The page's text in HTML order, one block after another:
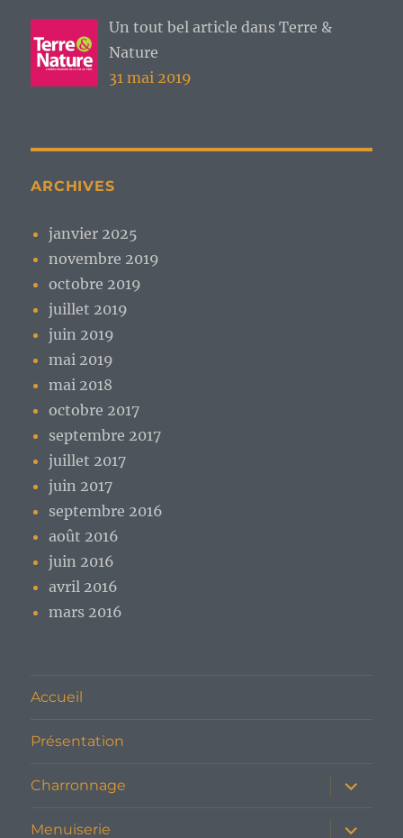
Un tout bel article dans Terre &
Nature
31 mai 2019
ARCHIVES
janvier 2025
novembre 2019
octobre 2019
juillet 2019
juin 2019
mai 2019
mai 2018
octobre 2017
septembre 2017
juillet 2017
juin 2017
septembre 2016
août 2016
juin 2016
avril 2016
mars 2016
Accueil
Présentation
Charronnage
ouvrir
le
sous-
menu
Menuiserie
ouvrir